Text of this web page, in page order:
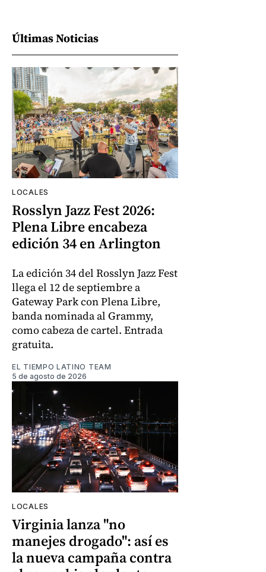
Últimas Noticias
LOCALES
Rosslyn Jazz Fest 2026:
Plena Libre encabeza
edición 34 en Arlington
La edición 34 del Rosslyn Jazz Fest
llega el 12 de septiembre a
Gateway Park con Plena Libre,
banda nominada al Grammy,
como cabeza de cartel. Entrada
gratuita.
EL TIEMPO LATINO TEAM
5 de agosto de 2026
LOCALES
Virginia lanza "no
manejes drogado": así es
la nueva campaña contra